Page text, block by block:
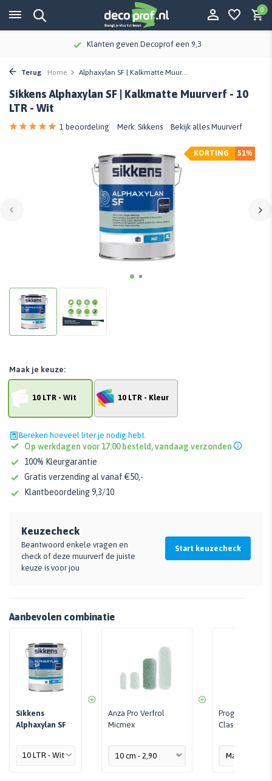
0
Klanten geven Decoprof een 9,3
Terug Home Alphaxylan SF | Kalkmatte Muur...
Sikkens Alphaxylan SF | Kalkmatte Muurverf - 10
LTR - Wit
1 beoordeling Merk: Sikkens Bekijk alles Muurverf
51%
KORTING
10 LTR - Wit 10 LTR - Kleur
Maak je keuze:
Bereken hoeveel liter je nodig hebt.
Op werkdagen voor 17:00 besteld, vandaag verzonden
100% Kleurgarantie
Gratis verzending al vanaf €50,-
Klantbeoordeling 9,3/10
Keuzecheck
Beantwoord enkele vragen en
check of deze muurverf de juiste
keuze is voor jou
Start keuzecheck
Aanbevolen combinatie
Sikkens
Alphaxylan SF
Anza Pro Verfrol
Micmex
Progold
Classic 7960